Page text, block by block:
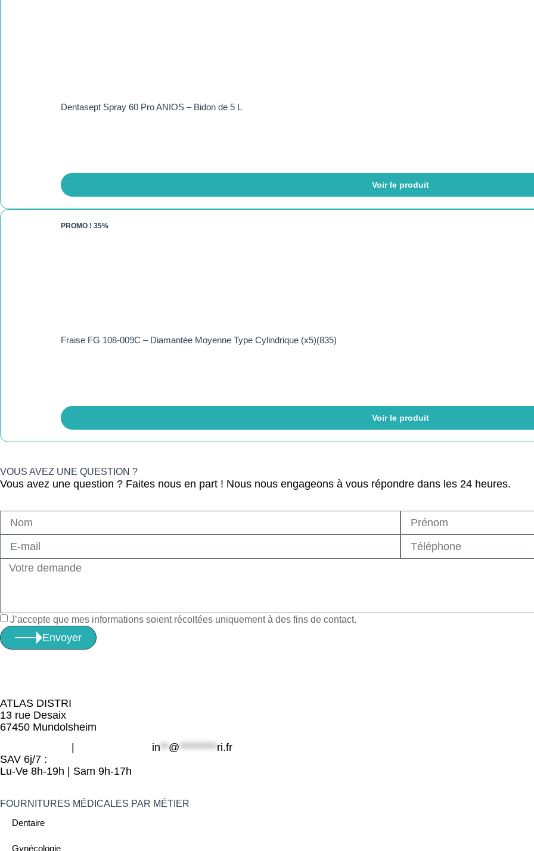
Dentasept Spray 60 Pro ANIOS – Bidon de 5 L
Voir le produit
PROMO ! 35%
Fraise FG 108-009C – Diamantée Moyenne Type Cylindrique (x5)(835)
Voir le produit
VOUS AVEZ UNE QUESTION ?
Vous avez une question ? Faites nous en part ! Nous nous engageons à vous répondre dans les 24 heures.
J’accepte que mes informations soient récoltées uniquement à des fins de contact.
Envoyer
ATLAS DISTRI
13 rue Desaix
67450 Mundolsheim
in**@*********ri.fr
SAV 6j/7 :
Lu-Ve 8h-19h | Sam 9h-17h
FOURNITURES MÉDICALES PAR MÉTIER
Dentaire
Gynécologie